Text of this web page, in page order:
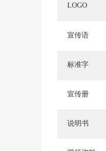
LOGO
宣传语
标准字
宣传册
说明书